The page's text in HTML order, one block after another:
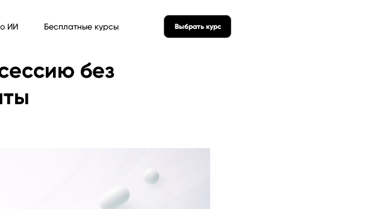
Выбрать курс
ИИ Бесплатные курсы
без